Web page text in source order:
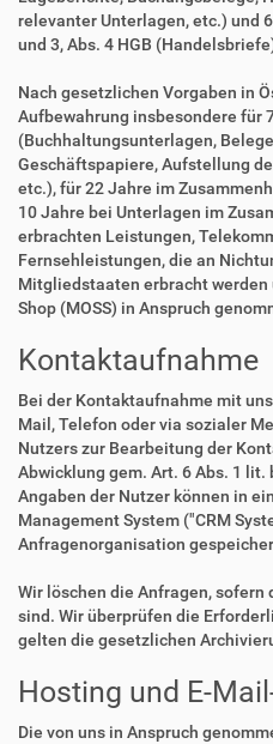
relevanter Unterlagen, etc.) und
und 3, Abs. 4 HGB
Nach gesetzlichen Vorgaben in
Aufbewahrung insbesondere für
(Buchhaltungsunterlagen,
Geschäftspapiere, Aufstellung
etc.), für 22 Jahre im
10 Jahre bei Unterlagen im
erbrachten Leistungen,
Fernsehleistungen, die an
Mitgliedstaaten erbracht werden
Shop (MOSS) in Anspruch
Kontaktaufnahme
Bei der Kontaktaufnahme mit
Mail, Telefon oder via sozialer
Nutzers zur Bearbeitung der
Abwicklung gem. Art. 6 Abs. 1 lit.
Angaben der Nutzer können in
Management System ("CRM
Anfragenorganisation
Wir löschen die Anfragen,
sind. Wir überprüfen die
gelten die gesetzlichen
Hosting und E-
Die von uns in Anspruch